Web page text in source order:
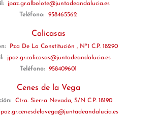
jpaz.gr.albolote@juntadeandalucia.es
Teléfono:
958465562
Calicasas
Pza De La Constitución , Nº1 C.P. 18290
jpaz.gr.calicasas@juntadeandalucia.es
Teléfono:
958409601
Cenes de la Vega
Ctra. Sierra Nevada, S/N C.P. 18190
jpaz.gr.cenesdelavega@juntadeandalucia.es